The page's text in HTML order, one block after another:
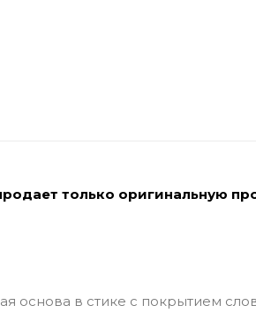
только оригинальную
основа в стике с покрытием